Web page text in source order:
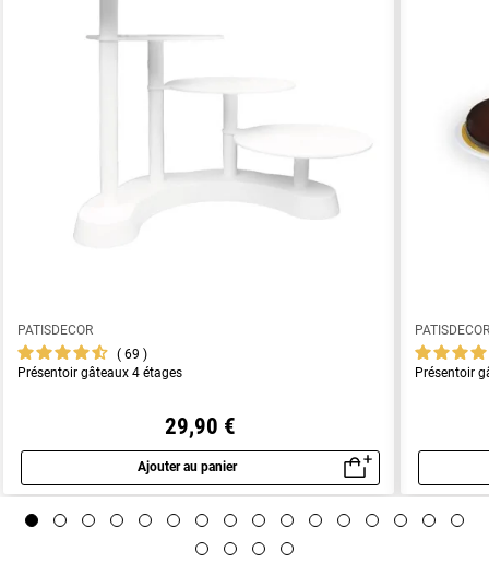
PATISDECOR
69
Présentoir gâteaux 4 étages
29,90 €
Ajouter au panier
Aperçu rapide
Présentoir